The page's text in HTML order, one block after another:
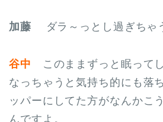
加藤 ダラ～っとし過ぎちゃ
谷中 このままずっと眠って
なっちゃうと気持ち的にも落
ッパーにしてた方がなんかこ
んですよ。